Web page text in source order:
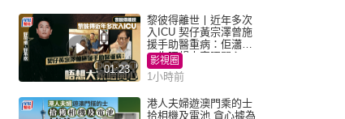
01:23
黎彼得離世丨近年多次
入ICU 契仔黃宗澤曾施
援手助醫重病：佢瀟灑
一生唔想大家唔開心
影視圈
1小時前
港人夫婦遊澳門乘的士
拾相機及電池 貪心據為